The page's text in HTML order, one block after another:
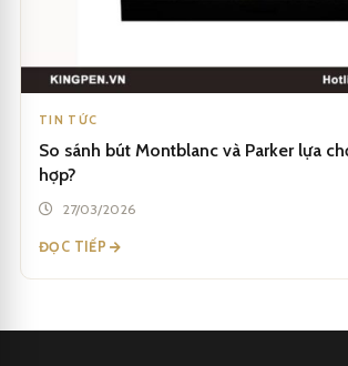
TIN TỨC
So sánh bút Montblanc và Parker lựa
hợp?
27/03/2026
ĐỌC TIẾP